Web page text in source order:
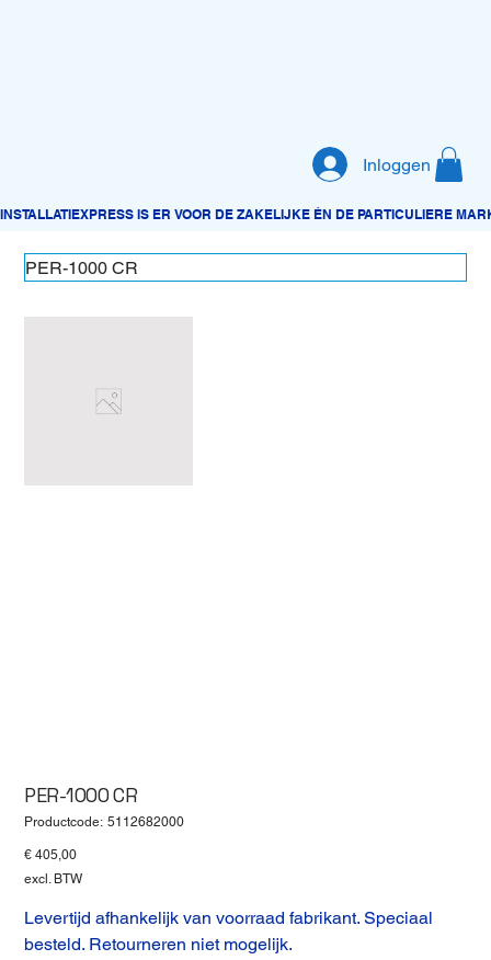
Inloggen
PER-1000 CR
PER-1000 CR
Productcode: Productcode
5112682000
Prijs
€ 405,00
excl. BTW
Levertijd afhankelijk van voorraad fabrikant. Speciaal
besteld. Retourneren niet mogelijk.